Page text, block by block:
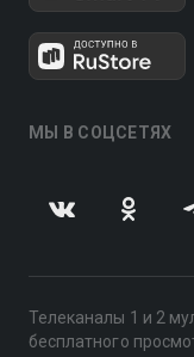
МЫ В СОЦСЕТЯХ
Телеканалы 1 и 2
бесплатного